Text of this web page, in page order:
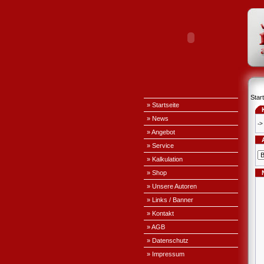
» Startseite
» News
» Angebot
» Service
» Kalkulation
» Shop
» Unsere Autoren
» Links / Banner
» Kontakt
» AGB
» Datenschutz
» Impressum
->